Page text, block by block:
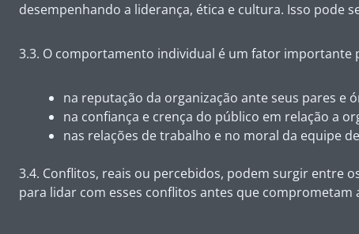
desempenhando a liderança, ética e cultura. Isso pode
3.3. O comportamento individual é um fator importante
na reputação da organização ante seus pares e
na confiança e crença do público em relação a
nas relações de trabalho e no moral da equipe
3.4. Conflitos, reais ou percebidos, podem surgir entre
para lidar com esses conflitos antes que